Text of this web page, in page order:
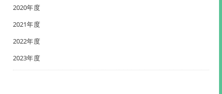
2020年度
2021年度
2022年度
2023年度